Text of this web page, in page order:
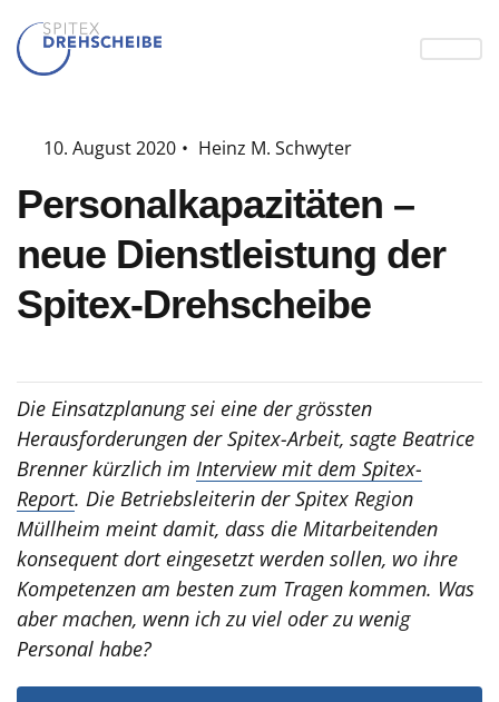
10. August 2020 • Heinz M. Schwyter
Personalkapazitäten –
neue Dienstleistung der
Spitex-Drehscheibe
Die Einsatzplanung sei eine der grössten
Herausforderungen der Spitex-Arbeit, sagte Beatrice
Brenner kürzlich im Interview mit dem Spitex-
Report. Die Betriebsleiterin der Spitex Region
Müllheim meint damit, dass die Mitarbeitenden
konsequent dort eingesetzt werden sollen, wo ihre
Kompetenzen am besten zum Tragen kommen. Was
aber machen, wenn ich zu viel oder zu wenig
Personal habe?